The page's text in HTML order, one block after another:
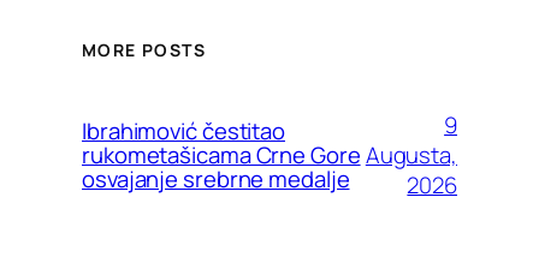
MORE POSTS
Ibrahimović čestitao
rukometašicama Crne Gore
osvajanje srebrne medalje
9
Augusta,
2026